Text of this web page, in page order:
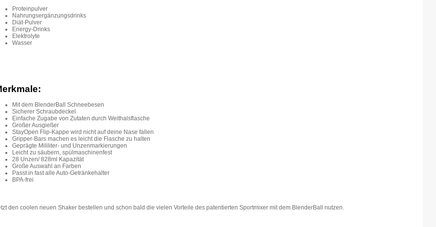
Proteinpulver
Nahrungsergänzungsdrinks
Diät-Pulver
Energy-Drinks
Elektrolyte
Wasser
Mit dem BlenderBall Schneebesen
Sicherer Schraubdeckel
Einfache Zugabe von Zutaten durch Weithalsflasche
Großer Ausgießer
StayOpen Flip-Kappe wird nicht auf deine Nase fallen
Gripper-Bars machen es leicht die Flasche zu halten
Geprägte Mililiter- und Unzenmarkierungen
Leicht zu säubern, spülmaschinenfest
28 Unzen/ 828ml Kapazität
Große Auswahl an Farben
Passt in fast alle Auto-Getränkehalter
BPA-frei
den coolen neuen Shaker bestellen und schon bald die vielen Vorteile des patentierten Sportmixer mit dem BlenderBall nutzen.